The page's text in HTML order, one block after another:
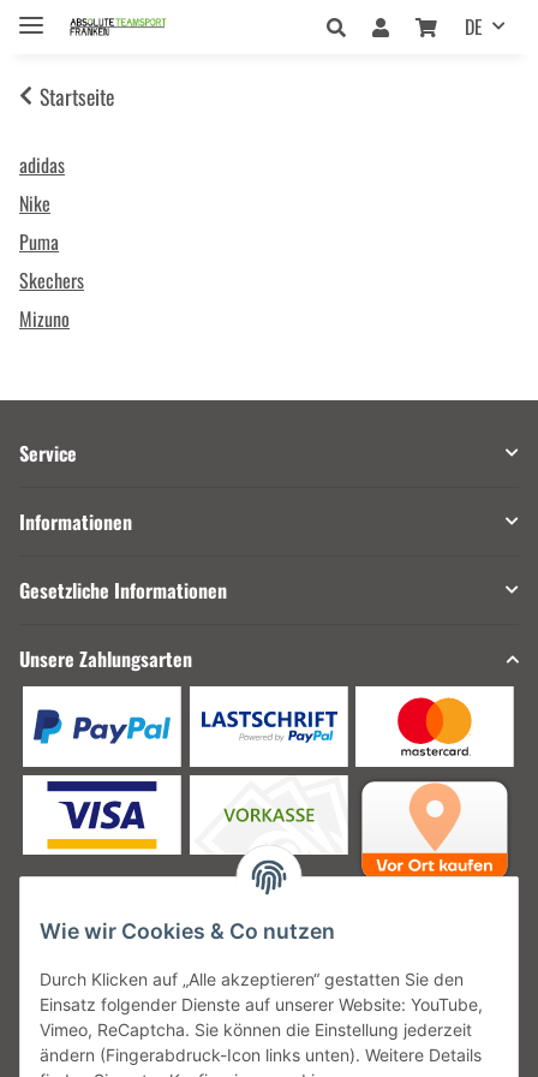
DE
Startseite
adidas
Nike
Puma
Skechers
Mizuno
Service
Informationen
Gesetzliche Informationen
Unsere Zahlungsarten
Unsere Versanddienstleister
Wie wir Cookies & Co nutzen
Durch Klicken auf „Alle akzeptieren“ gestatten Sie den
Einsatz folgender Dienste auf unserer Website: YouTube,
Vimeo, ReCaptcha. Sie können die Einstellung jederzeit
ändern (Fingerabdruck-Icon links unten). Weitere Details